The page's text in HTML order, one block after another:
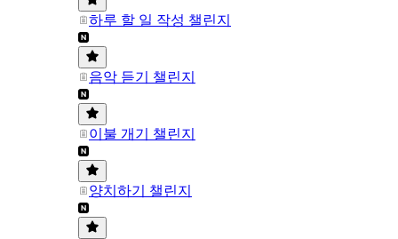
하루 할 일 작성 챌린지
음악 듣기 챌린지
이불 개기 챌린지
양치하기 챌린지